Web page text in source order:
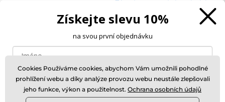
Cookies Používáme cookies, abychom Vám umožnili pohodlné
prohlížení webu a díky analýze provozu webu neustále zlepšovali
jeho funkce, výkon a použitelnost. Ochrana osobních údajů
Získejte slevu 10%
na svou první objednávku